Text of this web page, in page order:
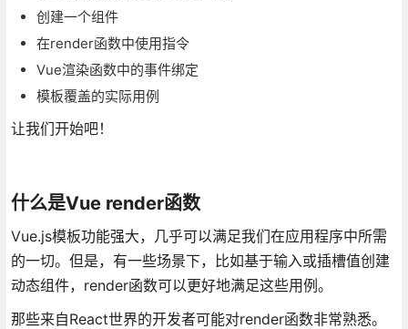
创建一个组件
在render函数中使用指令
Vue渲染函数中的事件绑定
模板覆盖的实际用例
让我们开始吧！
什么是Vue render函数
Vue.js模板功能强大，几乎可以满足我们在应用程序中所需
的一切。但是，有一些场景下，比如基于输入或插槽值创建
动态组件，render函数可以更好地满足这些用例。
那些来自React世界的开发者可能对render函数非常熟悉。